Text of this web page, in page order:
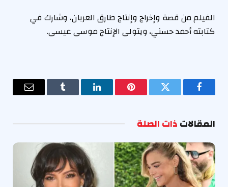
الفيلم من قصة وإخراج وإنتاج طارق العريان، وشارك في
كتابته أحمد حسني، ويتولى الإنتاج موسى عيسى.
فيسبوك تويتر بينتيريستلينكدإن Tumblr
البريد
المقالاتذات الصلة